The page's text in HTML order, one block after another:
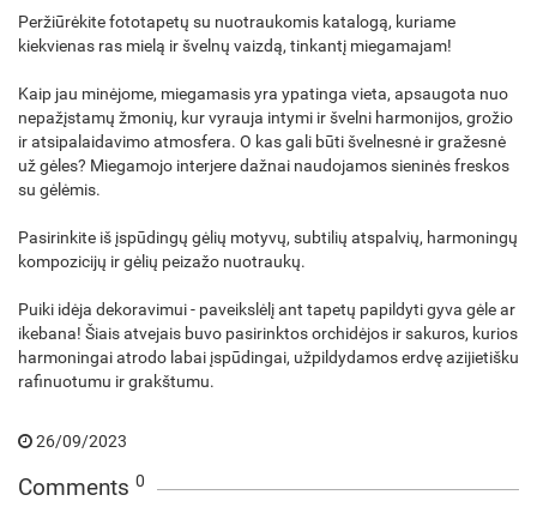
Peržiūrėkite fototapetų su nuotraukomis katalogą, kuriame
kiekvienas ras mielą ir švelnų vaizdą, tinkantį miegamajam!
Kaip jau minėjome, miegamasis yra ypatinga vieta, apsaugota nuo
nepažįstamų žmonių, kur vyrauja intymi ir švelni harmonijos, grožio
ir atsipalaidavimo atmosfera. O kas gali būti švelnesnė ir gražesnė
už gėles? Miegamojo interjere dažnai naudojamos sieninės freskos
su gėlėmis.
Pasirinkite iš įspūdingų gėlių motyvų, subtilių atspalvių, harmoningų
kompozicijų ir gėlių peizažo nuotraukų.
Puiki idėja dekoravimui - paveikslėlį ant tapetų papildyti gyva gėle ar
ikebana! Šiais atvejais buvo pasirinktos orchidėjos ir sakuros, kurios
harmoningai atrodo labai įspūdingai, užpildydamos erdvę azijietišku
rafinuotumu ir grakštumu.
26/09/2023
Comments 0